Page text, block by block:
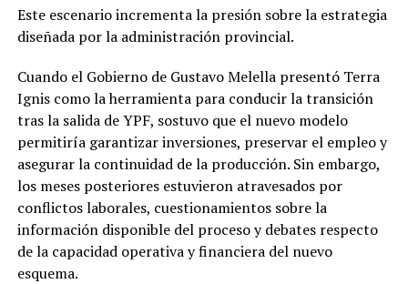
Este escenario incrementa la presión sobre la estrategia
diseñada por la administración provincial.
Cuando el Gobierno de Gustavo Melella presentó Terra
Ignis como la herramienta para conducir la transición
tras la salida de YPF, sostuvo que el nuevo modelo
permitiría garantizar inversiones, preservar el empleo y
asegurar la continuidad de la producción. Sin embargo,
los meses posteriores estuvieron atravesados por
conflictos laborales, cuestionamientos sobre la
información disponible del proceso y debates respecto
de la capacidad operativa y financiera del nuevo
esquema.